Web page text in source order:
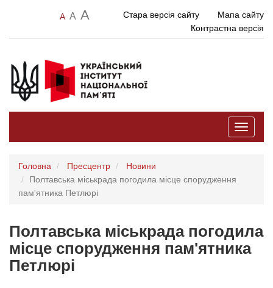
A A A Стара версія сайту
Мапа сайту
Контрастна версія
Toggle
Головна Пресцентр
Новини
Полтавська міськрада погодила місце спорудження
пам'ятника Петлюрі
Полтавська міськрада погодила
місце спорудження пам'ятника
Петлюрі